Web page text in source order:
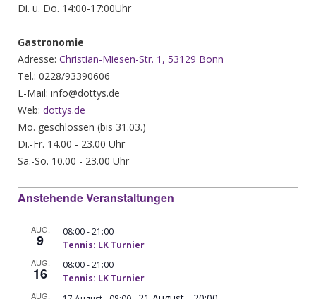
Di. u. Do. 14:00-17:00Uhr
Gastronomie
Adresse: Christian-Miesen-Str. 1, 53129 Bonn
Tel.: 0228/93390606
E-Mail: info@dottys.de
Web: dottys.de
Mo. geschlossen (bis 31.03.)
Di.-Fr. 14.00 - 23.00 Uhr
Sa.-So. 10.00 - 23.00 Uhr
Anstehende Veranstaltungen
AUG.
9 08:00-21:00
Tennis: LK Turnier
AUG.
16 08:00-21:00
Tennis: LK Turnier
AUG.